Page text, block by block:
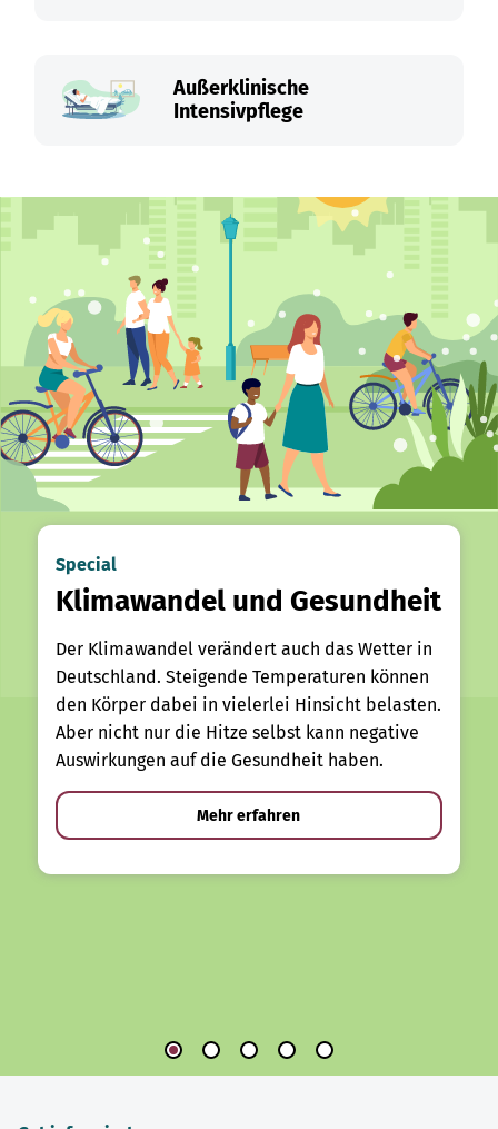
Außerklinische
Intensivpflege
Special
Klimawandel und Gesundheit
Der Klimawandel verändert auch das Wetter in
Deutschland. Steigende Temperaturen können
den Körper dabei in vielerlei Hinsicht belasten.
Aber nicht nur die Hitze selbst kann negative
Auswirkungen auf die Gesundheit haben.
Mehr erfahren